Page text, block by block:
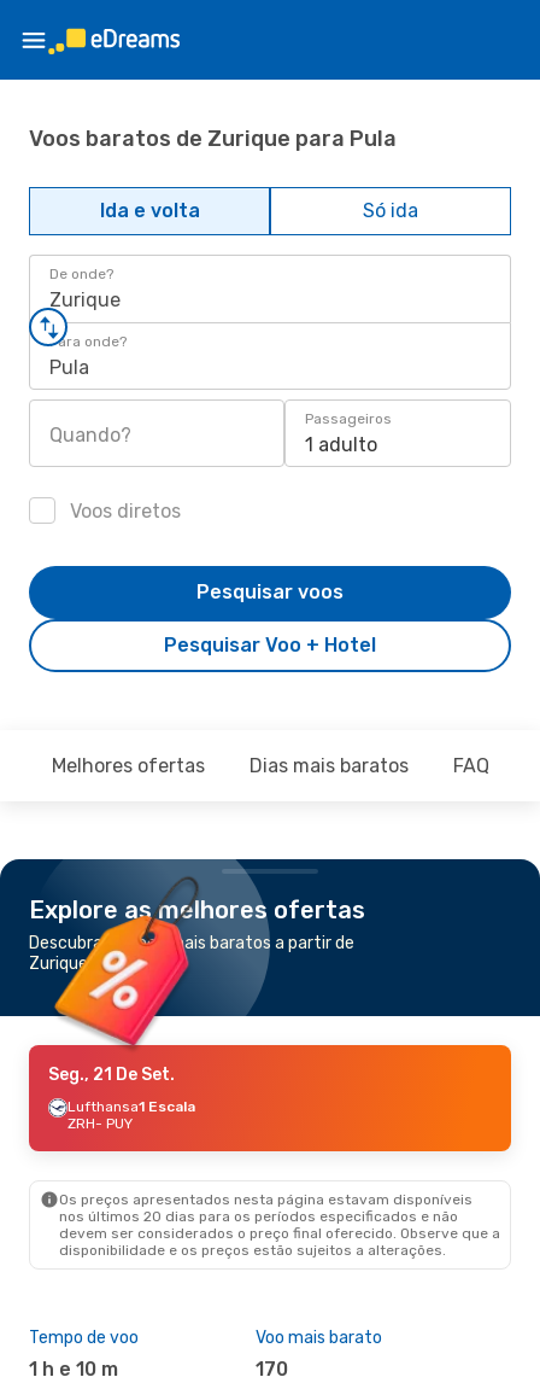
Voos baratos de Zurique para Pula
Ida e volta Só ida
De onde?
Zurique
Para onde?
Pula
Quando?
Passageiros
1 adulto
Voos diretos
Pesquisar Voo + Hotel
Pesquisar voos
Melhores ofertas Dias mais baratos FAQ
Explore as melhores ofertas
Descubra os voos mais baratos a partir de
Zurique para Pula
Seg., 21 De Set.
Lufthansa1 Escala
ZRH- PUY
Os preços apresentados nesta página estavam disponíveis
nos últimos 20 dias para os períodos especificados e não
devem ser considerados o preço final oferecido. Observe que a
disponibilidade e os preços estão sujeitos a alterações.
Tempo de voo
1 h e 10 m
Voo mais barato
170